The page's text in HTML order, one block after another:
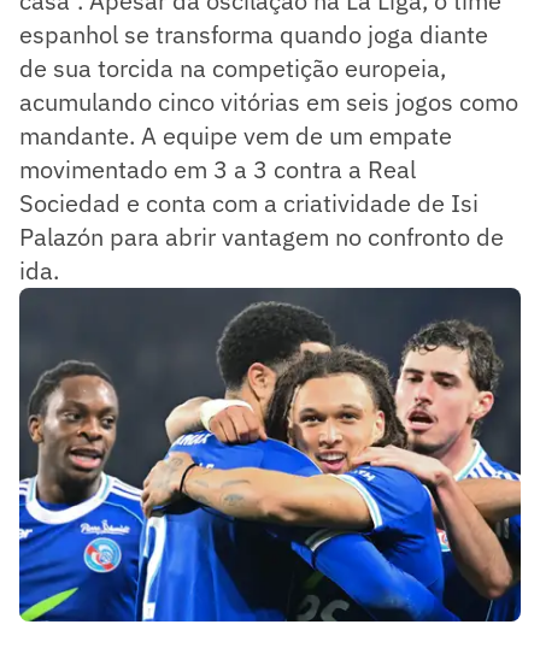
espanhol se transforma quando joga diante
de sua torcida na competição europeia,
acumulando cinco vitórias em seis jogos como
mandante. A equipe vem de um empate
movimentado em 3 a 3 contra a Real
Sociedad e conta com a criatividade de Isi
Palazón para abrir vantagem no confronto de
ida.